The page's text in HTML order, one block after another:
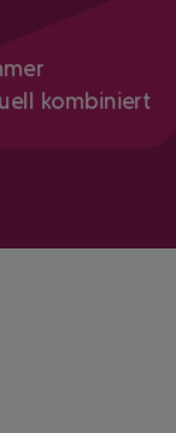
kombiniert